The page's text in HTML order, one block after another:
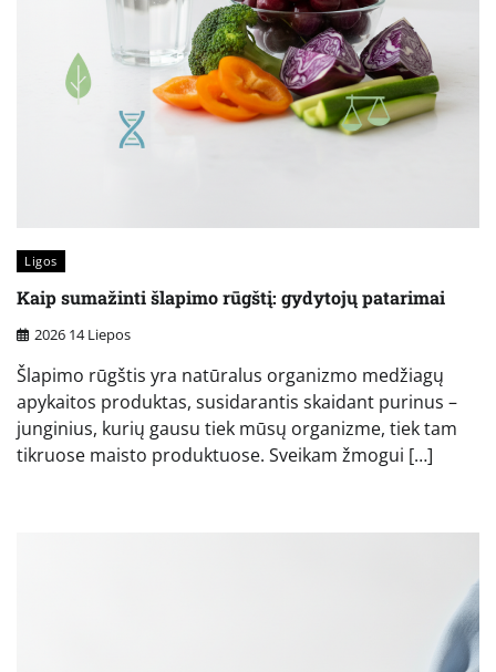
Ligos
Kaip sumažinti šlapimo rūgštį: gydytojų patarimai
2026 14 Liepos
Šlapimo rūgštis yra natūralus organizmo medžiagų
apykaitos produktas, susidarantis skaidant purinus –
junginius, kurių gausu tiek mūsų organizme, tiek tam
tikruose maisto produktuose. Sveikam žmogui […]